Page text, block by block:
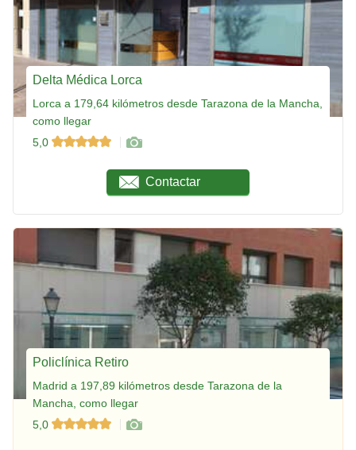
Delta Médica Lorca
Lorca a 179,64 kilómetros desde Tarazona de la Mancha,
como llegar
5,0
Contactar
Policlínica Retiro
Madrid a 197,89 kilómetros desde Tarazona de la
Mancha, como llegar
5,0